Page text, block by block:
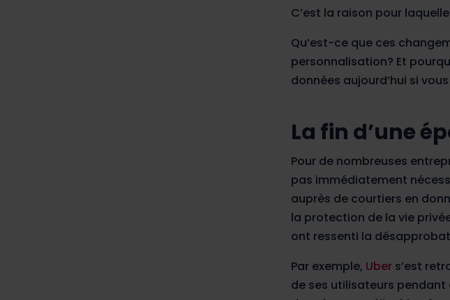
C’est la raison pour
Qu’est-ce que ces
personnalisation? Et
données aujourd’hui si
La fin d’une
Pour de nombreuses
pas immédiatement
auprès de courtiers en
la protection de la vie
ont ressenti la
Par exemple, Uber s’est
de ses utilisateurs pendant